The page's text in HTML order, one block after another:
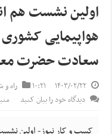
اولین نشست هم
هواپیمایی
سعادت حضرت
۱۴۰۳/۰۲/۲۲ ۱۰:۲۱ راه
دیدگاه خود را بیان کنید